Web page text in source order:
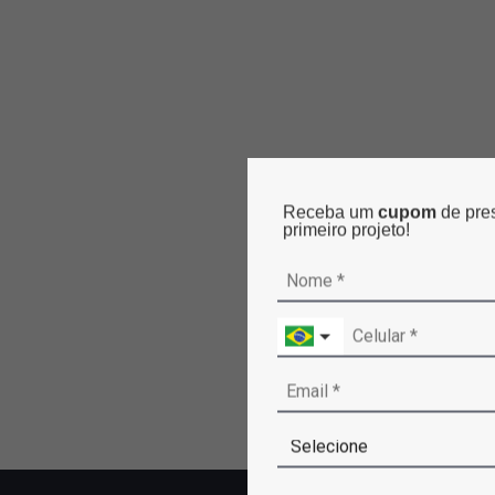
Receba um cupom de
primeiro projeto!